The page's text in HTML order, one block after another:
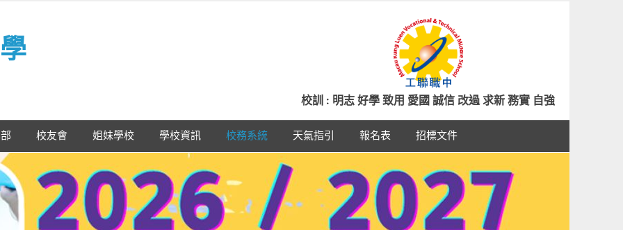
校訓 : 明志 好學 致用 愛國 誠信 改過 求新 務實 自強
校友會 姐妹學校 學校資訊 校務系統 天氣指引 報名表 招標文件